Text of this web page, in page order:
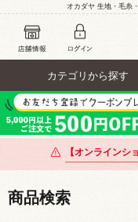
オカダヤ 生地・毛糸
カテゴリから探す
【オンラインシ
商品検索